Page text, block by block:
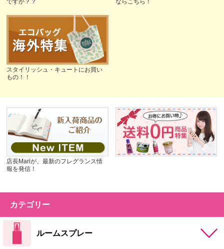
ですか？？ ならこちら！
スタイリッシュ・キュートにお買い
もの！！
店長Mariが、最新のフレグランス情
報を発信！
カテゴリー
ルームスプレー